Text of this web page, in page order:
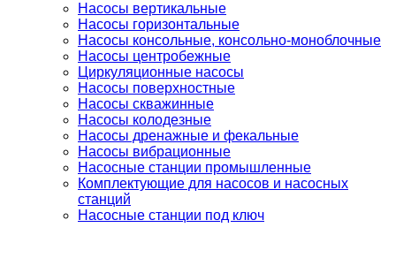
Насосы вертикальные
Насосы горизонтальные
Насосы консольные, консольно-моноблочные
Насосы центробежные
Циркуляционные насосы
Насосы поверхностные
Насосы скважинные
Насосы колодезные
Насосы дренажные и фекальные
Насосы вибрационные
Насосные станции промышленные
Комплектующие для насосов и насосных
станций
Насосные станции под ключ